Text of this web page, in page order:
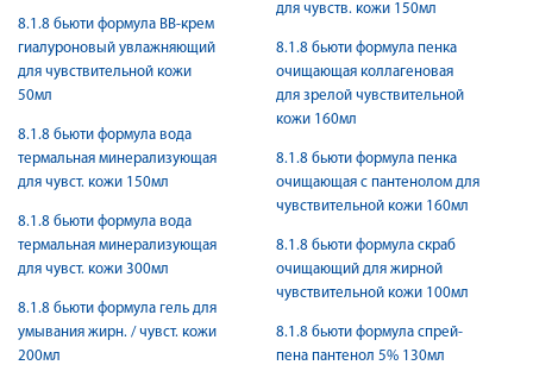
8.1.8 бьюти формула ВВ-крем
гиалуроновый увлажняющий
для чувствительной кожи
50мл
8.1.8 бьюти формула вода
термальная минерализующая
для чувст. кожи 150мл
8.1.8 бьюти формула вода
термальная минерализующая
для чувст. кожи 300мл
8.1.8 бьюти формула гель для
умывания жирн. / чувст. кожи
200мл
для чувств. кожи 150мл
8.1.8 бьюти формула пенка
очищающая коллагеновая
для зрелой чувствительной
кожи 160мл
8.1.8 бьюти формула пенка
очищающая с пантенолом для
чувствительной кожи 160мл
8.1.8 бьюти формула скраб
очищающий для жирной
чувствительной кожи 100мл
8.1.8 бьюти формула спрей-
пена пантенол 5% 130мл